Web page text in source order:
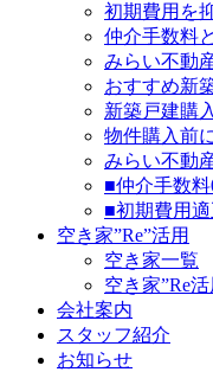
初期費用を
仲介手数料
みらい不動
おすすめ新
新築戸建購
物件購入前
みらい不動
■仲介手数
■初期費用
空き家”Re”活用
空き家一覧
空き家”Re活
会社案内
スタッフ紹介
お知らせ